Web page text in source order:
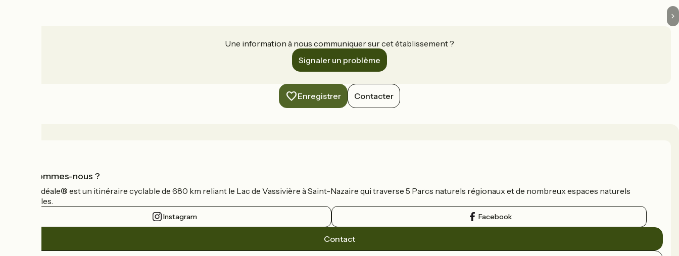
Une information à nous communiquer sur cet établissement ?
Signaler un problème
Enregistrer Contacter
Qui sommes-nous ?
La Vélidéale® est un itinéraire cyclable de 680 km reliant le Lac de Vassivière à Saint-Nazaire qui traverse 5 Parcs naturels régionaux et de nombreux espaces naturels
sensibles.
Instagram Facebook
Contact